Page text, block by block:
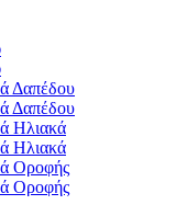
Δαπέδου
Δαπέδου
Ηλιακά
Ηλιακά
Οροφής
Οροφής